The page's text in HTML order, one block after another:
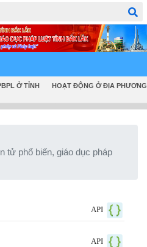
Tiếng Việt English
Ở TỈNH HOẠT ĐỘNG Ở ĐỊA PHƯƠNG
tử phổ biến, giáo dục pháp
API
API